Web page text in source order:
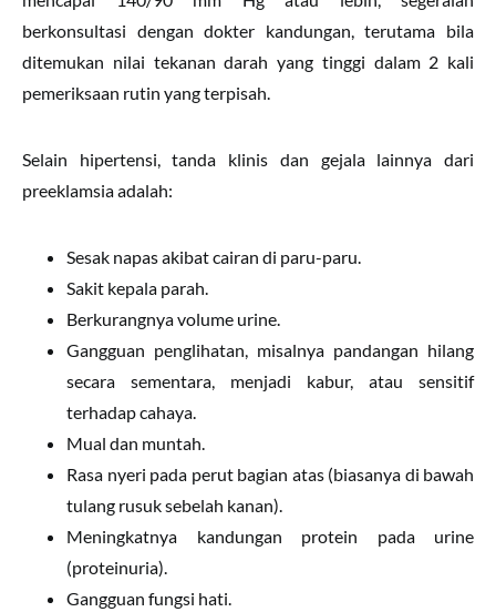
berkonsultasi dengan dokter kandungan, terutama bila
ditemukan nilai tekanan darah yang tinggi dalam 2 kali
pemeriksaan rutin yang terpisah.
Selain hipertensi, tanda klinis dan gejala lainnya dari
preeklamsia adalah:
Sesak napas akibat cairan di paru-paru.
Sakit kepala parah.
Berkurangnya volume urine.
Gangguan penglihatan, misalnya pandangan hilang
secara sementara, menjadi kabur, atau sensitif
terhadap cahaya.
Mual dan muntah.
Rasa nyeri pada perut bagian atas (biasanya di bawah
tulang rusuk sebelah kanan).
Meningkatnya kandungan protein pada urine
(proteinuria).
Gangguan fungsi hati.